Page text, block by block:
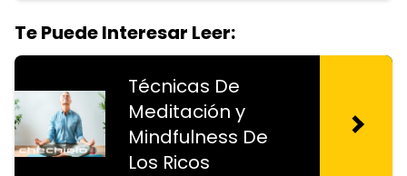
Te Puede Interesar Leer:
Técnicas De
Meditación y
Mindfulness De
Los Ricos